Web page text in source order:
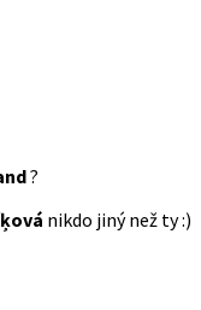
?
nikdo jiný než ty :)